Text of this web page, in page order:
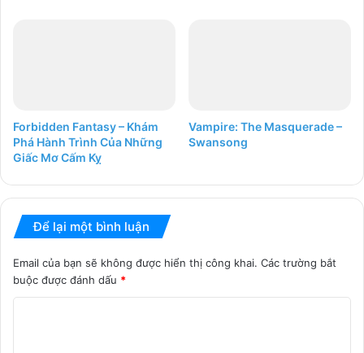
Forbidden Fantasy – Khám
Phá Hành Trình Của Những
Giấc Mơ Cấm Kỵ
Vampire: The Masquerade –
Swansong
Để lại một bình luận
Email của bạn sẽ không được hiển thị công khai. Các trường bắt
buộc được đánh dấu *